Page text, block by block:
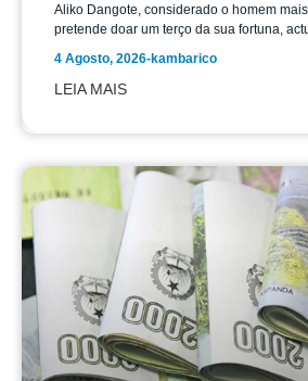
Aliko Dangote, considerado o homem mais
pretende doar um terço da sua fortuna,
4 Agosto, 2026-kambarico
LEIA MAIS